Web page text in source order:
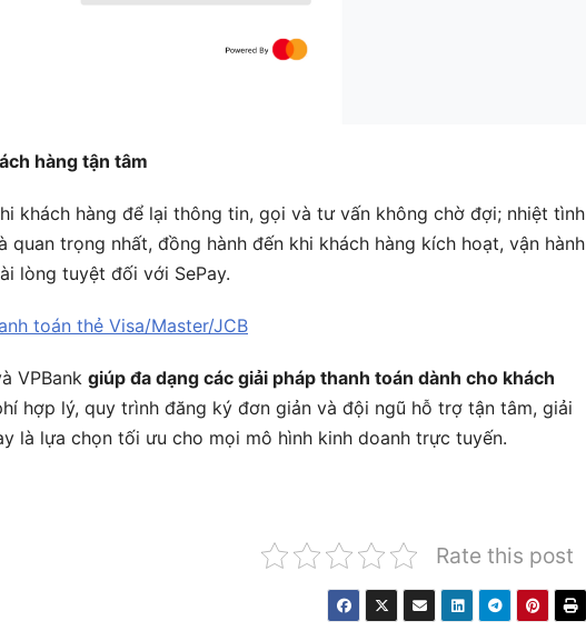
hàng tận tâm
khách hàng để lại thông tin, gọi và tư vấn không chờ đợi; nhiệt tình
quan trọng nhất, đồng hành đến khi khách hàng kích hoạt, vận hành
lòng tuyệt đối với SePay.
toán thẻ Visa/Master/JCB
VPBank giúp đa dạng các giải pháp thanh toán dành cho khách
hợp lý, quy trình đăng ký đơn giản và đội ngũ hỗ trợ tận tâm, giải
là lựa chọn tối ưu cho mọi mô hình kinh doanh trực tuyến.
Rate this post